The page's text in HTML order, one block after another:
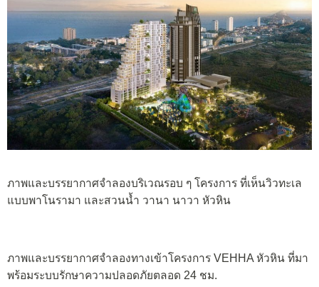
ภาพและบรรยากาศจำลองบริเวณรอบ ๆ โครงการ ที่เห็นวิวทะเล
แบบพาโนรามา และสวนน้ำ วานา นาวา หัวหิน
ภาพและบรรยากาศจำลองทางเข้าโครงการ VEHHA หัวหิน ที่มา
พร้อมระบบรักษาความปลอดภัยตลอด 24 ชม.